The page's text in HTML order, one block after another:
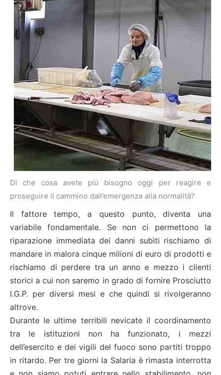
Di che cosa avete più bisogno oggi per reagire e
proseguire il cammino dall’emergenza alla normalità?
Il fattore tempo, a questo punto, diventa una
variabile fondamentale. Se non ci permettono la
riparazione immediata dei danni subìti rischiamo di
mandare in malora cinque milioni di euro di prodotti e
rischiamo di perdere tra un anno e mezzo i clienti
storici a cui non saremo in grado di fornire Prosciutto
I.G.P. per diversi mesi e che quindi si rivolgeranno
altrove.
Durante le ultime terribili nevicate il coordinamento
tra le istituzioni non ha funzionato, i mezzi
dell’esercito e dei vigili del fuoco sono partiti troppo
in ritardo. Per tre giorni la Salaria è rimasta interrotta